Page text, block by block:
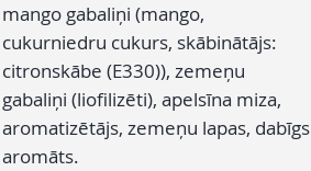
mango gabaliņi (mango,
cukurniedru cukurs, skābinātājs:
citronskābe (E330)), zemeņu
gabaliņi (liofilizēti), apelsīna miza,
aromatizētājs, zemeņu lapas, dabīgs
aromāts.